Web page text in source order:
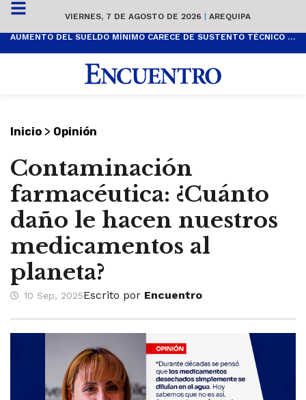
VIERNES, 7 DE AGOSTO DE 2026 | AREQUIPA
AUMENTO DEL SUELDO MÍNIMO CARECE DE SUSTENTO TÉCNICO Y ES POPULISTA
Inicio > Opinión
Contaminación
farmacéutica: ¿Cuánto
daño le hacen nuestros
medicamentos al
planeta?
10 Sep, 2025Escrito por Encuentro